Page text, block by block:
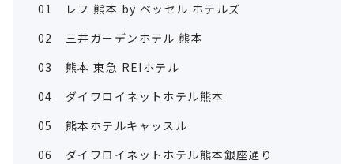
01
レフ 熊本 by ベッセル ホテルズ
02
三井ガーデンホテル 熊本
03
熊本 東急 REIホテル
04
ダイワロイネットホテル熊本
05
熊本ホテルキャッスル
06
ダイワロイネットホテル熊本銀座通り